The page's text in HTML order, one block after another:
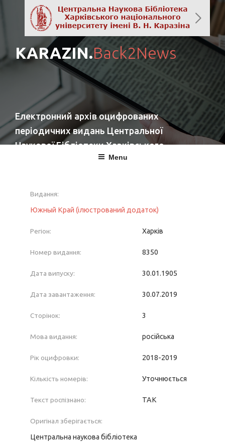
KARAZIN.Back2News
Електронний архів оцифрованих
періодичних видань Центральної
Наукової Бібліотеки Харківського
національного університету імені
повернутись
Menu
Видання:
Южный Край (ілюстрований додаток)
Регіон: Харків
Номер видання: 8350
Дата випуску: 30.01.1905
Дата завантаження: 30.07.2019
Сторінок: 3
Мова видання: російська
Рік оцифровки: 2018-2019
Кількість номерів: Уточнюється
Текст роспізнано: ТАК
Оригінал зберігається:
Центральна наукова бібліотека